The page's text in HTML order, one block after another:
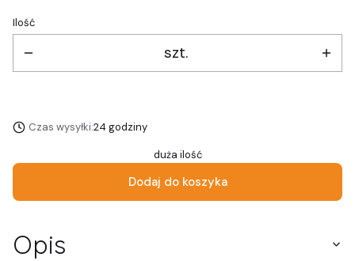
Ilość
szt.
Czas wysyłki:24 godziny
duża ilość
Dodaj do koszyka
Opis